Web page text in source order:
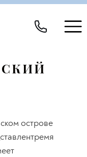
острове